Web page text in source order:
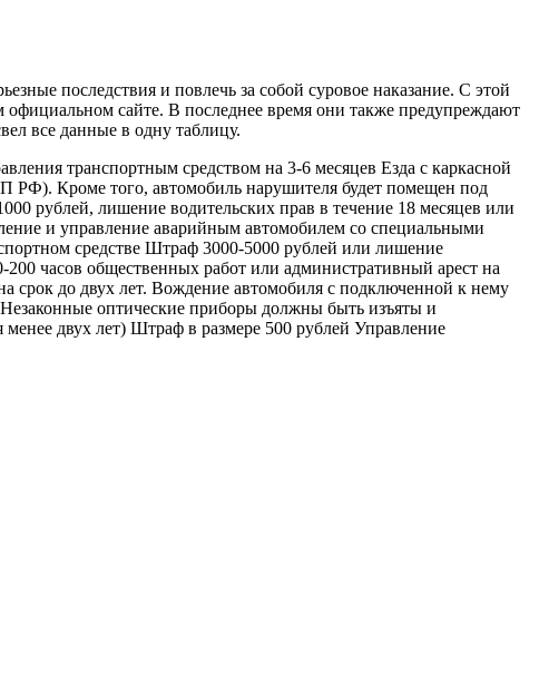
последствия и повлечь за собой суровое наказание. С этой
сайте. В последнее время они также предупреждают
все данные в одну таблицу.
транспортным средством на 3-6 месяцев Езда с каркасной
РФ). Кроме того, автомобиль нарушителя будет помещен под
рублей, лишение водительских прав в течение 18 месяцев или
и управление аварийным автомобилем со специальными
средстве Штраф 3000-5000 рублей или лишение
часов общественных работ или административный арест на
срок до двух лет. Вождение автомобиля с подключенной к нему
оптические приборы должны быть изъяты и
двух лет) Штраф в размере 500 рублей Управление